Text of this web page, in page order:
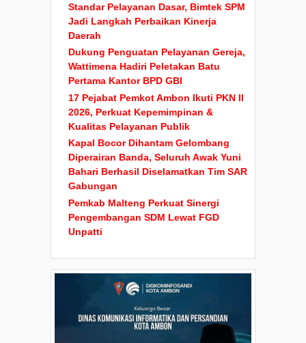
Standar Pelayanan Dasar, Bimtek SPM
Jadi Langkah Perbaikan Kinerja
Daerah
Dukung Penguatan Pelayanan Gereja,
Wattimena Hadiri Peletakan Batu
Pertama Kantor BPD GBI
17 Pejabat Pemkot Ambon Ikuti PKN II
2026, Perkuat Kepemimpinan &
Kualitas Pelayanan Publik
Kapal Bocor Dihantam Gelombang
Diperairan Banda, Seluruh Awak Yuni
Bahari Berhasil Diselamatkan Tim SAR
Gabungan
Pemkab Malteng Perkuat Sinergi
Pengembangan SDM Lewat FGD
Unpatti